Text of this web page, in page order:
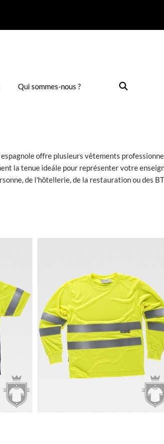
Qui sommes-nous ?
offre plusieurs vêtements
la tenue ideále pour représenter votre
de l'hôtellerie, de la restauration ou des